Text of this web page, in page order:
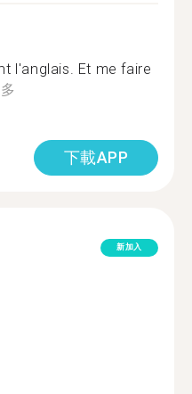
l'anglais. Et me faire
下載APP
新加入